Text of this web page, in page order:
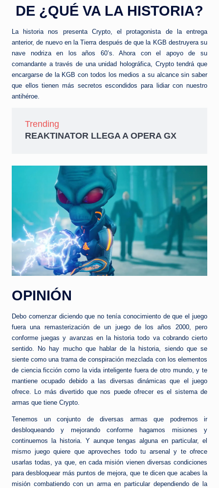
DE ¿QUÉ VA LA HISTORIA?
La historia nos presenta Crypto, el protagonista de la entrega
anterior, de nuevo en la Tierra después de que la KGB destruyera su
nave nodriza en los años 60’s. Ahora con el apoyo de su
comandante a través de una unidad holográfica, Crypto tendrá que
encargarse de la KGB con todos los medios a su alcance sin saber
que ellos tienen más secretos escondidos para lidiar con nuestro
antihéroe.
Trending
REAKTINATOR LLEGA A OPERA GX
OPINIÓN
Debo comenzar diciendo que no tenía conocimiento de que el juego
fuera una remasterización de un juego de los años 2000, pero
conforme juegas y avanzas en la historia todo va cobrando cierto
sentido. No hay mucho que hablar de la historia, siendo que se
siente como una trama de conspiración mezclada con los elementos
de ciencia ficción como la vida inteligente fuera de otro mundo, y te
mantiene ocupado debido a las diversas dinámicas que el juego
ofrece. Lo más divertido que nos puede ofrecer es el sistema de
armas que tiene Crypto.
Tenemos un conjunto de diversas armas que podremos ir
desbloqueando y mejorando conforme hagamos misiones y
continuemos la historia. Y aunque tengas alguna en particular, el
mismo juego quiere que aproveches todo tu arsenal y te ofrece
usarlas todas, ya que, en cada misión vienen diversas condiciones
para desbloquear más puntos de mejora, que te dicen que acabes la
misión combatiendo con un arma en particular dependiendo de la